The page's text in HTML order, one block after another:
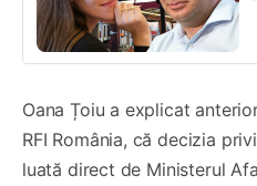
Oana Țoiu a explicat
RFI România, că decizia
luată direct de Ministerul